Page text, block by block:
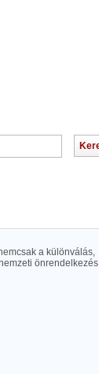
a különválás,
önrendelkezés